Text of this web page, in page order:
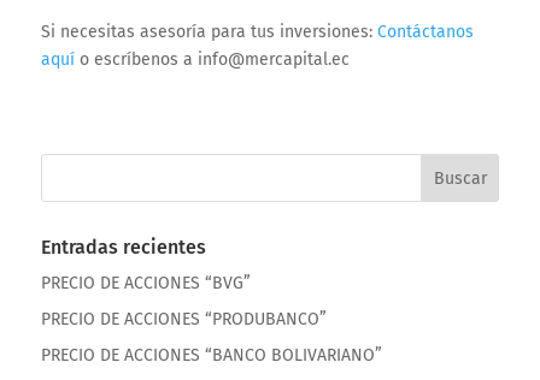
Si necesitas asesoría para tus inversiones: Contáctanos
aquío escríbenos a info@mercapital.ec
Entradas recientes
PRECIO DE ACCIONES “BVG”
PRECIO DE ACCIONES “PRODUBANCO”
PRECIO DE ACCIONES “BANCO BOLIVARIANO”